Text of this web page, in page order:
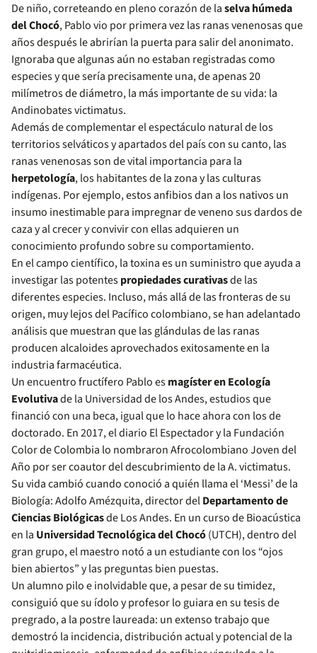
De niño, correteando en pleno corazón de laselva húmeda
del Chocó, Pablo vio por primera vez las ranas venenosas que
años después le abrirían la puerta para salir del anonimato.
Ignoraba que algunas aún no estaban registradas como
especies y que sería precisamente una, de apenas 20
milímetros de diámetro, la más importante de su vida: la
Andinobates victimatus.
Además de complementar el espectáculo natural de los
territorios selváticos y apartados del país con su canto, las
ranas venenosas son de vital importancia para la
herpetología, los habitantes de la zona y las culturas
indígenas. Por ejemplo, estos anfibios dan a los nativos un
insumo inestimable para impregnar de veneno sus dardos de
caza y al crecer y convivir con ellas adquieren un
conocimiento profundo sobre su comportamiento.
En el campo científico, la toxina es un suministro que ayuda a
investigar las potentespropiedades curativasde las
diferentes especies. Incluso, más allá de las fronteras de su
origen, muy lejos del Pacífico colombiano, se han adelantado
análisis que muestran que las glándulas de las ranas
producen alcaloides aprovechados exitosamente en la
industria farmacéutica.
Un encuentro fructífero Pablo esmagíster en Ecología
Evolutivade la Universidad de los Andes, estudios que
financió con una beca, igual que lo hace ahora con los de
doctorado. En 2017, el diario El Espectador y la Fundación
Color de Colombia lo nombraron Afrocolombiano Joven del
Año por ser coautor del descubrimiento de la A. victimatus.
Su vida cambió cuando conoció a quién llama el ‘Messi’ de la
Biología: Adolfo Amézquita, director delDepartamento de
Ciencias Biológicasde Los Andes. En un curso de Bioacústica
en la Universidad Tecnológica del Chocó(UTCH), dentro del
gran grupo, el maestro notó a un estudiante con los “ojos
bien abiertos” y las preguntas bien puestas.
Un alumno pilo e inolvidable que, a pesar de su timidez,
consiguió que su ídolo y profesor lo guiara en su tesis de
pregrado, a la postre laureada: un extenso trabajo que
demostró la incidencia, distribución actual y potencial de la